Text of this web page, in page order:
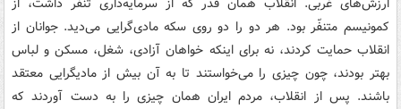
کمونیسم متنفّر بود. هر دو را دو روی سکه مادی‌گرایی می‌دید. جوانان از
انقلاب حمایت کردند، نه برای اینکه خواهان آزادی، شغل، مسکن و لباس
بهتر بودند، چون چیزی را می‌خواستند تا به آن بیش از مادیگرایی معتقد
باشند. پس از انقلاب، مردم ایران همان چیزی را به دست آوردند که